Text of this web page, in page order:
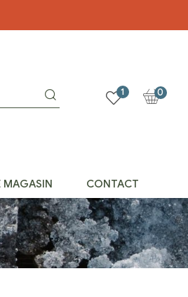
1 0
MAGASIN CONTACT